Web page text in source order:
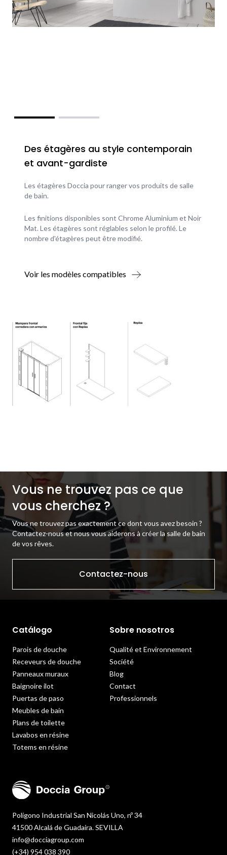
Des étagères au style contemporain
et avant-gardiste
Les étagères Doccia pour ranger vos produits de salle
de bain.
Les finitions disponibles sont Chrome Aluminium et Noir
Mat. Les étagères sont réglables selon le profilé. Le
nombre d'étagères peut être modifié.
Voir les modèles compatibles
Vous ne trouvez pas ce que
vous cherchez ?
Vous ne trouvez pas exactement ce dont vous avez besoin ?
Contactez-nous et nous vous aiderons à créer la salle de bain
de vos rêves.
Contactez-nous
Polígono Industrial San Nicolás Uno, nº 34
41500 Alcalá de Guadaira. SEVILLA
info@docciagroup.com
(+34) 954 038 390
Catálogo
Parois de douche
Receveurs de douche
Panneaux muraux
Baignoire ilot
Puertas de paso
Meubles de bain
Plans de toilette
Lavabos en résine
Totems en résine
Sobre nosotros
Qualité et Environnement
Société
Blog
Contact
Professionnels